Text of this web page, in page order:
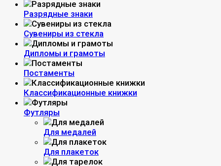
Разрядные знаки
Сувениры из стекла
Дипломы и грамоты
Постаменты
Классификационные книжки
Футляры
Для медалей
Для плакеток